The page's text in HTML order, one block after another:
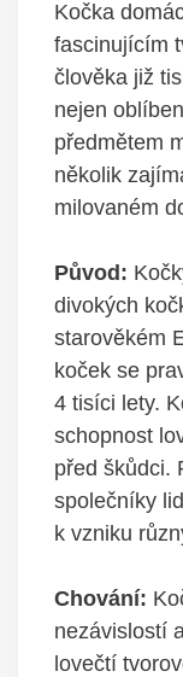
Kočka
fascinujícím
člověka již
nejen
předmětem
několik
milovaném
Původ:
divokých
starověkém
koček se
4 tisíci lety.
schopnost
před škůdci.
společníky
k vzniku
Chování:
nezávislostí
lovečtí